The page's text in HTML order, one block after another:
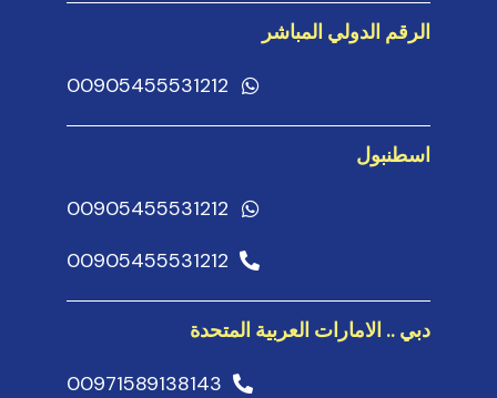
الرقم الدولي المباشر
00905455531212
اسطنبول
00905455531212
00905455531212
دبي .. الامارات العربية المتحدة
00971589138143